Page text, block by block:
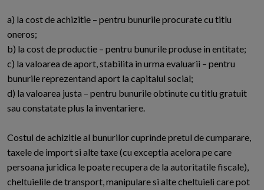
a) la cost de achizitie – pentru bunurile procurate cu titlu
oneros;
b) la cost de productie – pentru bunurile produse in entitate;
c) la valoarea de aport, stabilita in urma evaluarii – pentru
bunurile re­prezentand aport la capitalul social;
d) la valoarea justa – pentru bunurile obtinute cu titlu gratuit
sau con­statate plus la inventariere.
Costul de achizitie al bunurilor cuprinde pretul de cumparare,
taxele de import si alte taxe (cu exceptia acelora pe care
persoana juridica le poate recupera de la autoritatile fiscale),
cheltuielile de transport, manipulare si alte cheltuieli care pot